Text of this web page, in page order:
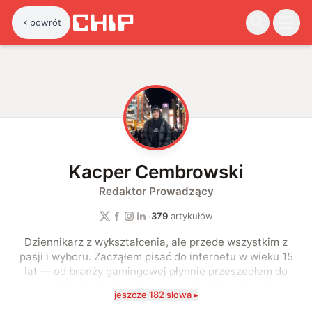
powrót
K
Kacper Cembrowski
Redaktor Prowadzący
·379 artykułów
Dziennikarz z wykształcenia, ale przede wszystkim z
pasji i wyboru. Zacząłem pisać do internetu w wieku 15
lat — od branży gamingowej płynnie przeszedłem do
motoryzację. Po drodze zacząłem również coraz częściej
jeszcze 182 słowa ▸